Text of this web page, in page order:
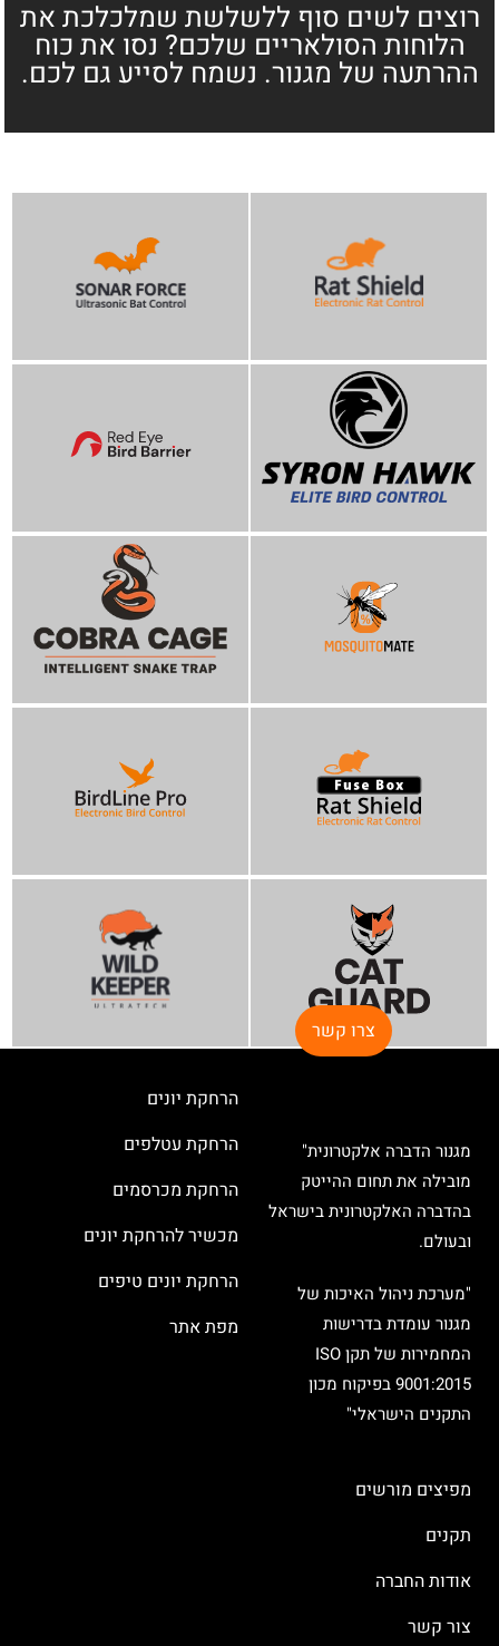
רוצים לשים סוף ללשלשת שמלכלכת את
הלוחות הסולאריים שלכם? נסו את כוח
ההרתעה של מגנור. נשמח לסייע גם לכם.
צרו קשר
מגנור הדברה אלקטרונית"
מובילה את תחום ההייטק
בהדברה האלקטרונית בישראל
ובעולם.
"מערכת ניהול האיכות של
מגנור עומדת בדרישות
המחמירות של תקן ISO
9001:2015 בפיקוח מכון
התקנים הישראלי"
הרחקת יונים
הרחקת עטלפים
הרחקת מכרסמים
מכשיר להרחקת יונים
הרחקת יונים טיפים
מפת אתר
מפיצים מורשים
תקנים
אודות החברה
צור קשר